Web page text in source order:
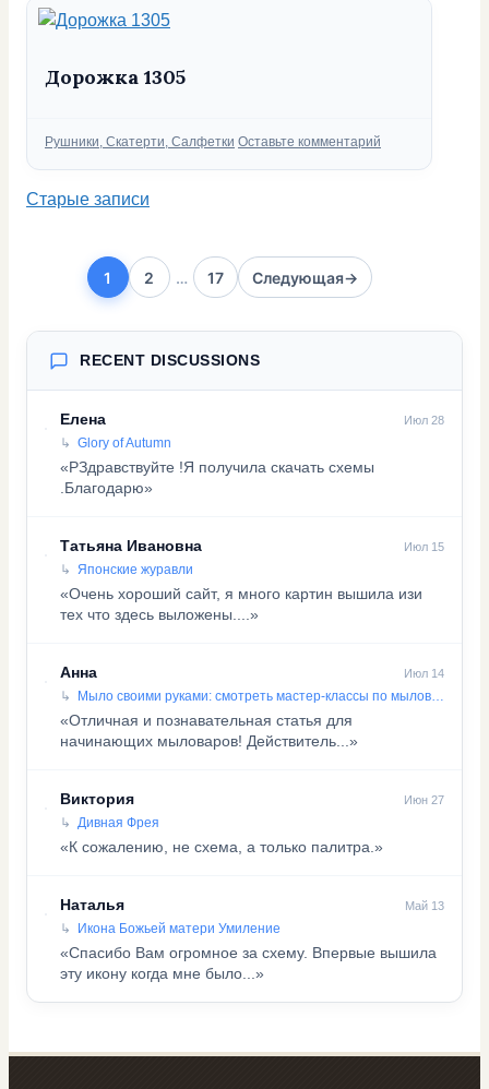
Дорожка 1305
Рубрики
Рушники, Скатерти, Салфетки Оставьте комментарий
Старые записи
Страница
1 Страница
2 … Страница
17 Следующая→
RECENT DISCUSSIONS
Елена Июл 28
Glory of Autumn
«PЗдравствуйте !Я получила скачать схемы
.Благодарю»
Татьяна Ивановна Июл 15
Японские журавли
«Очень хороший сайт, я много картин вышила изи
тех что здесь выложены....»
Анна Июл 14
Мыло своими руками: смотреть мастер-классы по мыловарению
«Отличная и познавательная статья для
начинающих мыловаров! Действитель...»
Виктория Июн 27
Дивная Фрея
«К сожалению, не схема, а только палитра.»
Наталья Май 13
Икона Божьей матери Умиление
«Спасибо Вам огромное за схему. Впервые вышила
эту икону когда мне было...»